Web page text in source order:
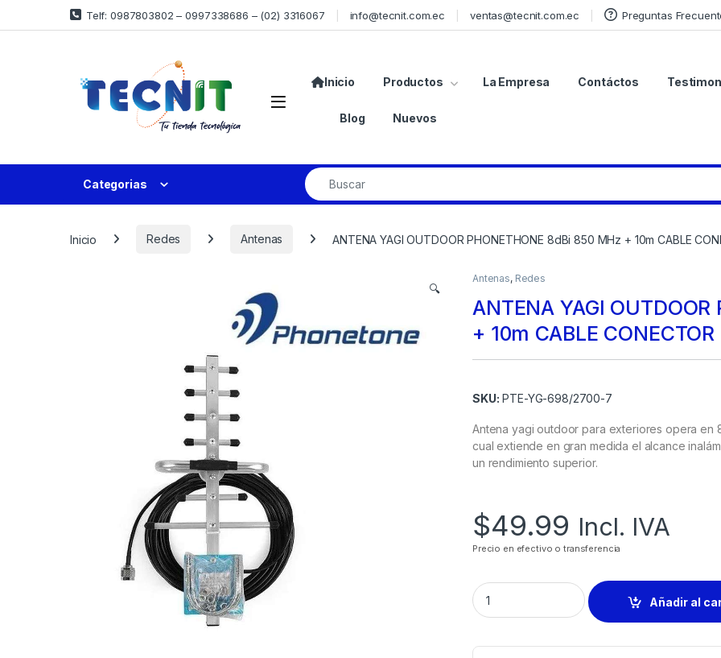
Telf: 0987803802 – 0997338686 – (02) 3316067 info@tecnit.com.ec ventas@tecnit.com.ec Preguntas
Inicio Productos La Empresa Contáctos
Blog Nuevos
Categorias
Inicio Redes Antenas ANTENA YAGI OUTDOOR PHONETHONE 8dBi 850 MHz + 10m CABLE
🔍
Antenas, Redes
ANTENA YAGI
+ 10m CABLE
SKU: PTE-YG-698/2700-7
Antena yagi outdoor para exteriores opera
cual extiende en gran medida el alcance
un rendimiento superior.
$49.99 Incl. IVA
Precio en efectivo o transferencia
Añadir al